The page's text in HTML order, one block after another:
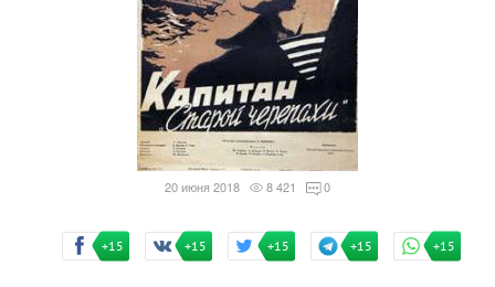
20 июня 2018 8 421 0
+15 +15 +15 +15 +15